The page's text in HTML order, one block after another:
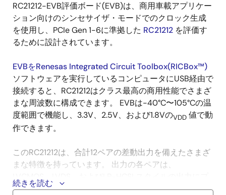
説
明
RC21212-EVB評価ボード(EVB)は、商用車載アプリケー
ション向けのシンセサイザ・モードでのクロック生成
を使用し、PCIe Gen 1-6に準拠した RC21212 を評価す
るために設計されています。
EVBをRenesas Integrated Circuit Toolbox(RICBox™)
ソフトウェアを実行しているコンピュータにUSB経由で
接続すると、RC21212はクラス最高の商用性能でさまざ
まな周波数に構成できます。 EVBは-40°C〜105°Cの温
度範囲で機能し、3.3V、2.5V、および1.8VのVDD 値で動
作できます。
このRC21212は、合計12ペアの差動出力を備えたさまざ
まな特徴を持っています。 出力の各ペアは、
LVCMOS、LVDS、およびLP-HCSLスタイルの出力にプ
ログラムできます。 7つの汎用入出力(GPIO)と2つの汎
続きを読む